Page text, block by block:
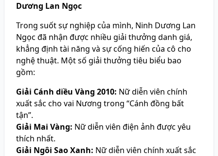
Dương Lan Ngọc
Trong suốt sự nghiệp của mình, Ninh Dương Lan
Ngọc đã nhận được nhiều giải thưởng danh giá,
khẳng định tài năng và sự cống hiến của cô cho
nghệ thuật. Một số giải thưởng tiêu biểu bao
gồm:
Giải Cánh diều Vàng 2010: Nữ diễn viên chính
xuất sắc cho vai Nương trong “Cánh đồng bất
tận”.
Giải Mai Vàng: Nữ diễn viên điện ảnh được yêu
thích nhất.
Giải Ngôi Sao Xanh: Nữ diễn viên chính xuất sắc